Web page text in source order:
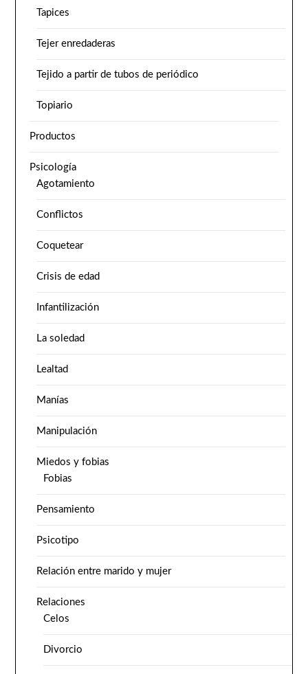
Tapices
Tejer enredaderas
Tejido a partir de tubos de periódico
Topiario
Productos
Psicología
Agotamiento
Conflictos
Coquetear
Crisis de edad
Infantilización
La soledad
Lealtad
Manías
Manipulación
Miedos y fobias
Fobias
Pensamiento
Psicotipo
Relación entre marido y mujer
Relaciones
Celos
Divorcio